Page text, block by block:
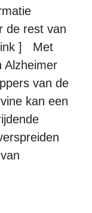
de rest van
] Met
Alzheimer
van de
kan een